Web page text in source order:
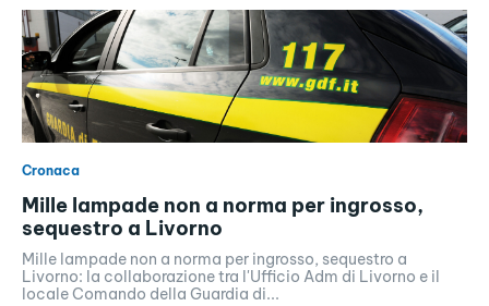
Cronaca
Mille lampade non a norma per ingrosso,
sequestro a Livorno
Mille lampade non a norma per ingrosso, sequestro a
Livorno: la collaborazione tra l'Ufficio Adm di Livorno e il
locale Comando della Guardia di...